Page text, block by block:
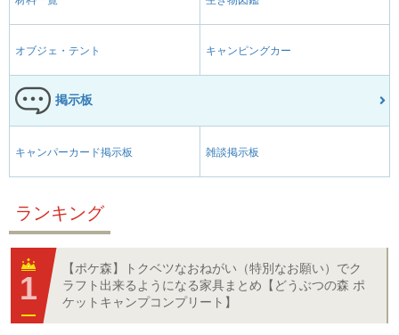
オブジェ・テント キャンピングカー
掲示板
キャンパーカード掲示板 雑談掲示板
ランキング
【ポケ森】トクベツなおねがい（特別なお願い）でク
ラフト出来るようになる家具まとめ【どうぶつの森 ポ
ケットキャンプコンプリート】